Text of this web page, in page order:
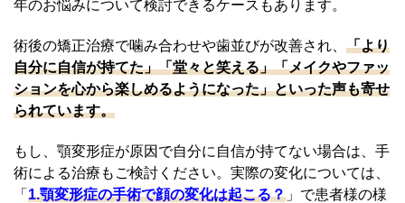
年のお悩みについて検討できるケースもあります。
術後の矯正治療で噛み合わせや歯並びが改善され、 「より
自分に自信が持てた」「堂々と笑える」「メイクやファッ
ションを心から楽しめるようになった」といった声も寄せ
られています。
もし、顎変形症が原因で自分に自信が持てない場合は、手
術による治療もご検討ください。実際の変化については、
「 1.顎変形症の手術で顔の変化は起こる？ 」で患者様の様